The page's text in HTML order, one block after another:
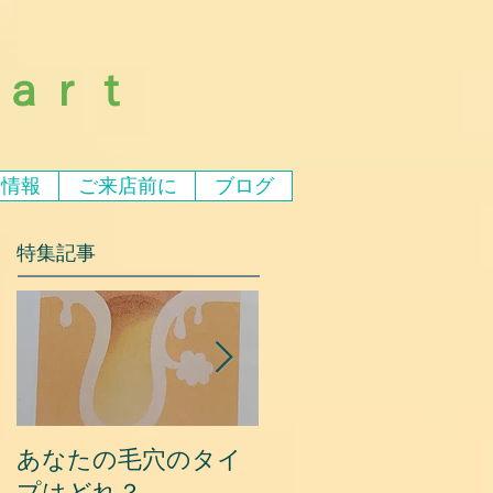
ｒｔ
報 ご来店前に ブログ
特集記事
あなたの毛穴のタイ